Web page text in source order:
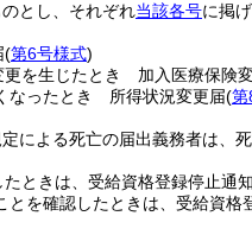
とし、それぞれ当該各号に掲
(第6号様式)
更を生じたとき 加入医療保険
なったとき 所得状況変更届(第
による死亡の届出義務者は、
ときは、受給資格登録停止通
を確認したときは、受給資格